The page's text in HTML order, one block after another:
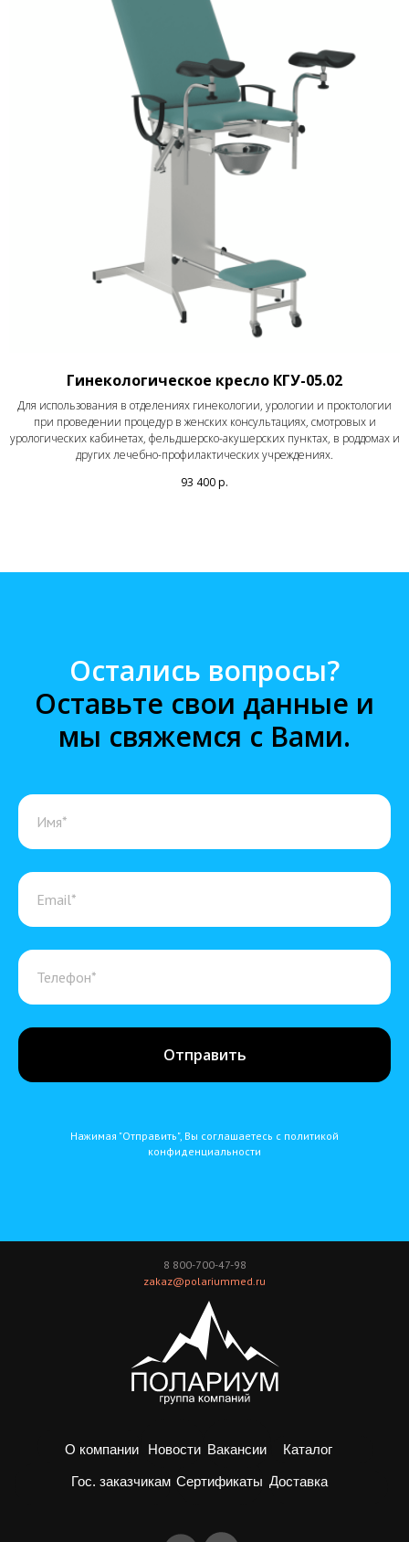
Гинекологическое кресло КГУ-05.02
Для использования в отделениях гинекологии, урологии и проктологии
при проведении процедур в женских консультациях, смотровых и
урологических кабинетах, фельдшерско-акушерских пунктах, в роддомах и
других лечебно-профилактических учреждениях.
93 400р.
Остались вопросы?
Оставьте свои данные и
мы свяжемся с Вами.
Отправить
Нажимая "Отправить", Вы соглашаетесь с политикой
конфиденциальности
О компании Новости Вакансии Каталог
Гос. заказчикам Сертификаты Доставка
8 800-700-47-98
zakaz@polariummed.ru